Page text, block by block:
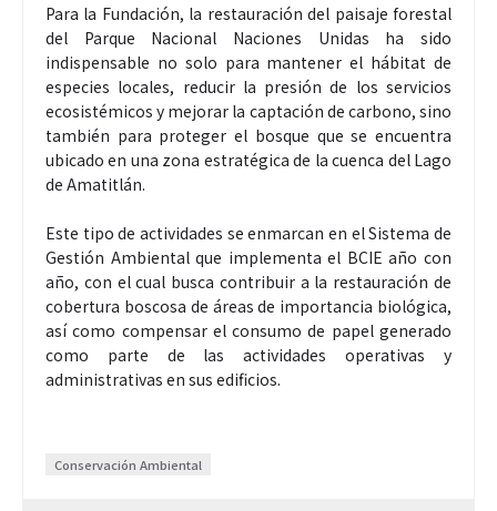
Para la Fundación, la restauración del paisaje forestal
del Parque Nacional Naciones Unidas ha sido
indispensable no solo para mantener el hábitat de
especies locales, reducir la presión de los servicios
ecosistémicos y mejorar la captación de carbono, sino
también para proteger el bosque que se encuentra
ubicado en una zona estratégica de la cuenca del Lago
de Amatitlán.
Este tipo de actividades se enmarcan en el Sistema de
Gestión Ambiental que implementa el BCIE año con
año, con el cual busca contribuir a la restauración de
cobertura boscosa de áreas de importancia biológica,
así como compensar el consumo de papel generado
como parte de las actividades operativas y
administrativas en sus edificios.
Conservación Ambiental